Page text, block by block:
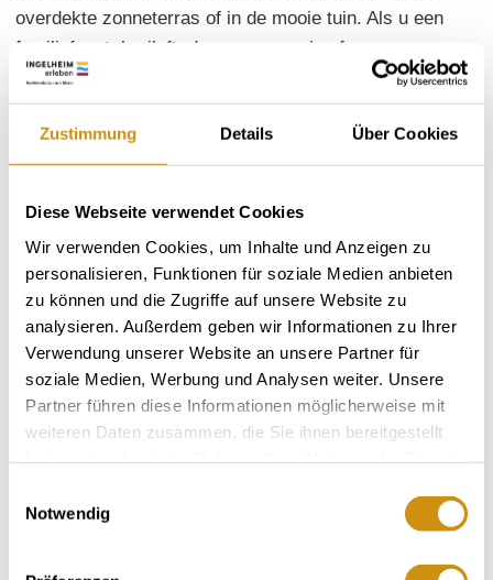
Zustimmung Details Über Cookies
Diese Webseite verwendet Cookies
Wir verwenden Cookies, um Inhalte und Anzeigen zu
personalisieren, Funktionen für soziale Medien anbieten
zu können und die Zugriffe auf unsere Website zu
analysieren. Außerdem geben wir Informationen zu Ihrer
Verwendung unserer Website an unsere Partner für
soziale Medien, Werbung und Analysen weiter. Unsere
Partner führen diese Informationen möglicherweise mit
weiteren Daten zusammen, die Sie ihnen bereitgestellt
Notwendig
overdekte zonneterras of in de mooie tuin. Als u een
familiefeest, bruiloft, doop, communie of
communiefeest plant, biedt de “Heuspeicher” met
panoramabalkon plaats aan 50 personen.
Hoofdgerechten: 8,50 - 29,00 euro Zitplaatsen: binnen
40 | buiten 60 | besloten gezelschap mogelijk | aparte